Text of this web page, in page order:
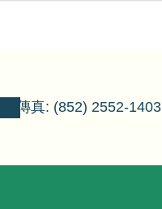
傳真: (852) 2552-1403